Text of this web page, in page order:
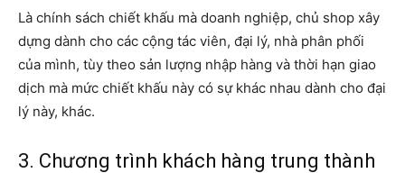
Là chính sách chiết khấu mà doanh nghiệp, chủ shop xây
dựng dành cho các cộng tác viên, đại lý, nhà phân phối
của mình, tùy theo sản lượng nhập hàng và thời hạn giao
dịch mà mức chiết khấu này có sự khác nhau dành cho đại
lý này, khác.
3. Chương trình khách hàng trung thành